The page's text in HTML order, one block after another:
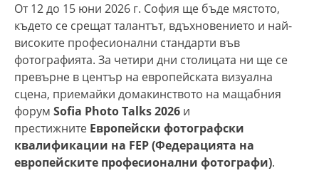
От 12 до 15 юни 2026 г. София ще бъде мястото,
където се срещат талантът, вдъхновението и най-
високите професионални стандарти във
фотографията. За четири дни столицата ни ще се
превърне в център на европейската визуална
сцена, приемайки домакинството на мащабния
форум Sofia Photo Talks 2026 и
престижните Европейски фотографски
квалификации на FEP (Федерацията на
европейските професионални фотографи).